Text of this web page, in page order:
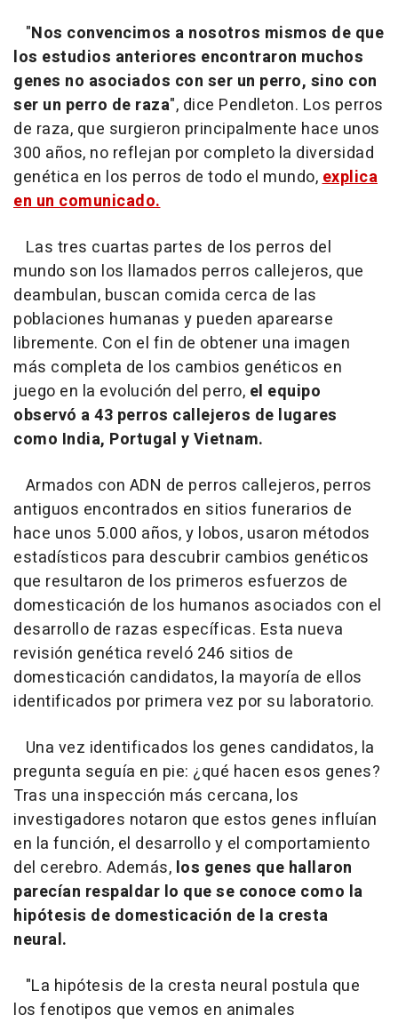
"Nos convencimos a nosotros mismos de que
los estudios anteriores encontraron muchos
genes no asociados con ser un perro, sino con
ser un perro de raza", dice Pendleton. Los perros
de raza, que surgieron principalmente hace unos
300 años, no reflejan por completo la diversidad
genética en los perros de todo el mundo,explica
en un comunicado.
Las tres cuartas partes de los perros del
mundo son los llamados perros callejeros, que
deambulan, buscan comida cerca de las
poblaciones humanas y pueden aparearse
libremente. Con el fin de obtener una imagen
más completa de los cambios genéticos en
juego en la evolución del perro, el equipo
observó a 43 perros callejeros de lugares
como India, Portugal y Vietnam.
Armados con ADN de perros callejeros, perros
antiguos encontrados en sitios funerarios de
hace unos 5.000 años, y lobos, usaron métodos
estadísticos para descubrir cambios genéticos
que resultaron de los primeros esfuerzos de
domesticación de los humanos asociados con el
desarrollo de razas específicas. Esta nueva
revisión genética reveló 246 sitios de
domesticación candidatos, la mayoría de ellos
identificados por primera vez por su laboratorio.
Una vez identificados los genes candidatos, la
pregunta seguía en pie: ¿qué hacen esos genes?
Tras una inspección más cercana, los
investigadores notaron que estos genes influían
en la función, el desarrollo y el comportamiento
del cerebro. Además, los genes que hallaron
parecían respaldar lo que se conoce como la
hipótesis de domesticación de la cresta
neural.
"La hipótesis de la cresta neural postula que
los fenotipos que vemos en animales